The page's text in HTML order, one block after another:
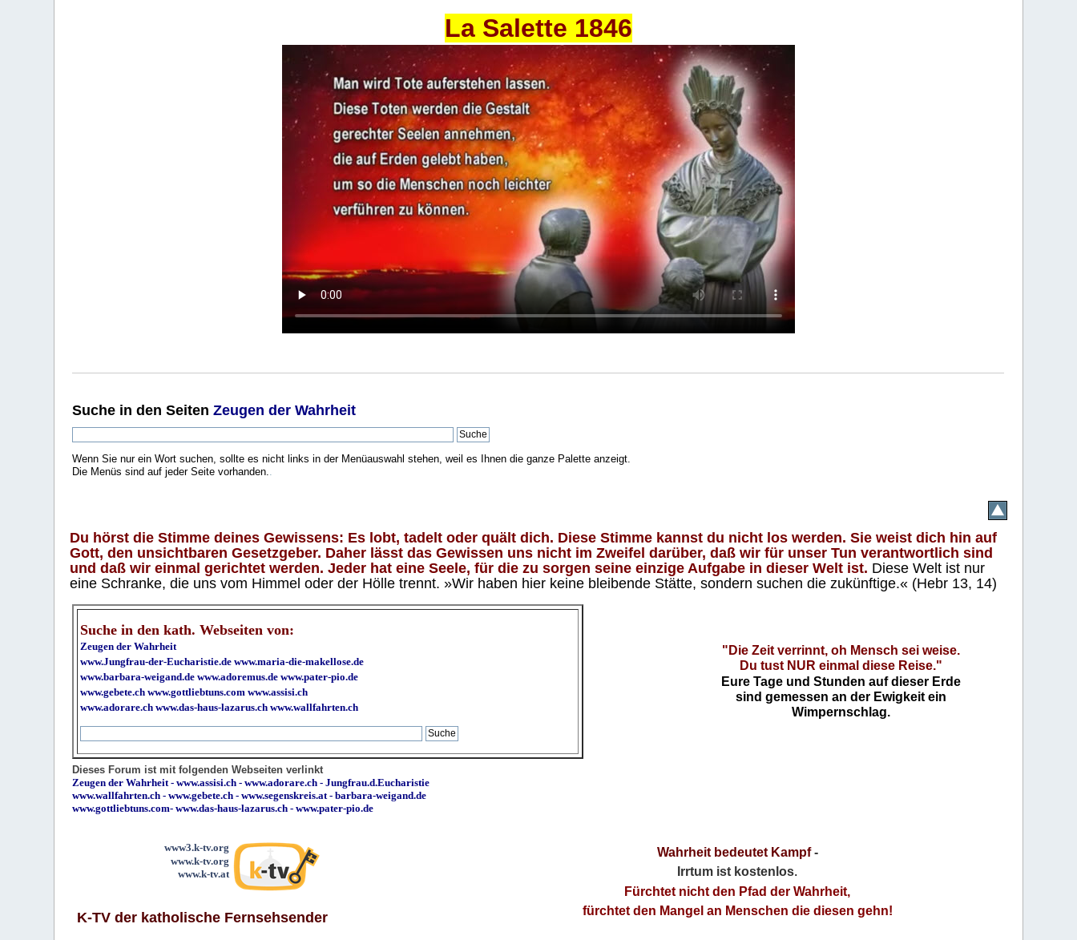
La Salette 1846
Suche in den SeitenZeugen der Wahrheit
Wenn Sie nur ein Wort suchen, sollte es nicht links in der Menüauswahl stehen, weil es Ihnen die ganze Palette anzeigt.
Die Menüs sind auf jeder Seite vorhanden..
Du hörst die Stimme deines Gewissens: Es lobt, tadelt oder quält dich. Diese Stimme kannst du nicht los werden. Sie weist dich hin auf
Gott, den unsichtbaren Gesetzgeber. Daher lässt das Gewissen uns nicht im Zweifel darüber, daß wir für unser Tun verantwortlich sind
und daß wir einmal gerichtet werden. Jeder hat eine Seele, für die zu sorgen seine einzige Aufgabe in dieser Welt ist. Diese Welt ist nur
eine Schranke, die uns vom Himmel oder der Hölle trennt. »Wir haben hier keine bleibende Stätte, sondern suchen die zukünftige.« (Hebr 13, 14)
Suche in den kath. Webseiten von:
Zeugen der Wahrheit
www.Jungfrau-der-Eucharistie.de www.maria-die-makellose.de
www.barbara-weigand.de www.adoremus.de www.pater-pio.de
www.gebete.ch www.gottliebtuns.com www.assisi.ch
www.adorare.ch www.das-haus-lazarus.ch www.wallfahrten.ch
"Die Zeit verrinnt, oh Mensch sei weise.
Du tust NUR einmal diese Reise."
Eure Tage und Stunden auf dieser Erde
sind gemessen an der Ewigkeit ein
Wimpernschlag.
Dieses Forum ist mit folgenden Webseiten verlinkt
Zeugen der Wahrheit-www.assisi.ch -www.adorare.ch -Jungfrau.d.Eucharistie
www.wallfahrten.ch -www.gebete.ch -www.segenskreis.at-barbara-weigand.de
www.gottliebtuns.com-www.das-haus-lazarus.ch - www.pater-pio.de
www3.k-tv.org
www.k-tv.org
www.k-tv.at
K-TV der katholische Fernsehsender
Wahrheit bedeutet Kampf-
Irrtum ist kostenlos.
Fürchtet nicht den Pfad der Wahrheit,
fürchtet den Mangel an Menschen die diesen gehn!